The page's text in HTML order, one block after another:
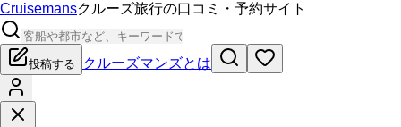
Cruisemansクルーズ旅行の口コミ・予約サイト
投稿する クルーズマンズとは